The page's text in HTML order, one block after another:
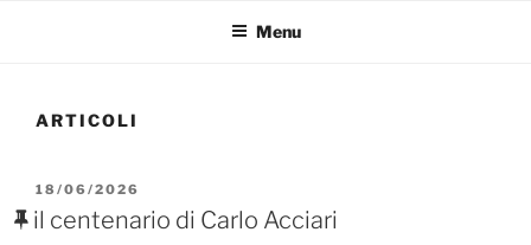
Menu
ARTICOLI
PUBBLICATO
IL
18/06/2026
il centenario di Carlo Acciari